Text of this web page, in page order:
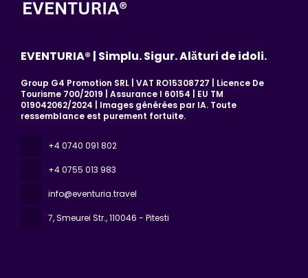
EVENTURIA® | Simplu. Sigur. Alături de idoli.
Group G4 Promotion SRL | VAT RO15308727 | Licence De
Tourisme 700/2019 | Assurance I 60154 | EU TM
019042062/2024 | Images générées par IA. Toute
ressemblance est purement fortuite.
+4 0740 091 802
+4 0755 013 983
info@eventuria.travel
7, Smeurei Str., 110046 - Pitesti